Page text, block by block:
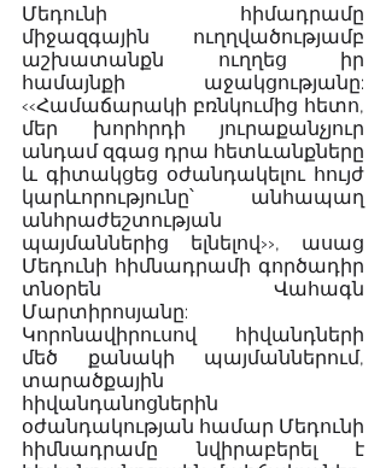
Մեդունի հիմադրամը
միջազգային ուղղվածությամբ
աշխատանքն ուղղեց իր
համայնքի աջակցությանը:
‹‹Համաճարակի բռնկումից հետո,
մեր խորհրդի յուրաքանչյուր
անդամ զգաց դրա հետևանքները
և գիտակցեց օժանդակելու հույժ
կարևորությունը՝ անհապաղ
անհրաժեշտության
պայմաններից ելնելով››, ասաց
Մեդունի հիմնադրամի գործադիր
տնօրեն Վահագն
Մարտիրոսյանը:
Կորոնավիրուսով հիվանդների
մեծ քանակի պայմաններում,
տարածքային
հիվանդանոցներին
օժանդակության համար Մեդունի
հիմնադրամը նվիրաբերել է